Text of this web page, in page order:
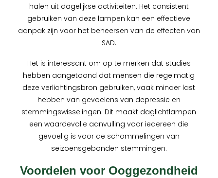
halen uit dagelijkse activiteiten. Het consistent
gebruiken van deze lampen kan een effectieve
aanpak zijn voor het beheersen van de effecten van
SAD.
Het is interessant om op te merken dat studies
hebben aangetoond dat mensen die regelmatig
deze verlichtingsbron gebruiken, vaak minder last
hebben van gevoelens van depressie en
stemmingswisselingen. Dit maakt daglichtlampen
een waardevolle aanvulling voor iedereen die
gevoelig is voor de schommelingen van
seizoensgebonden stemmingen.
Voordelen voor Ooggezondheid